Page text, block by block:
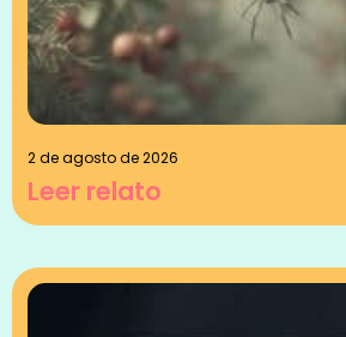
2 de agosto de 2026
Leer relato